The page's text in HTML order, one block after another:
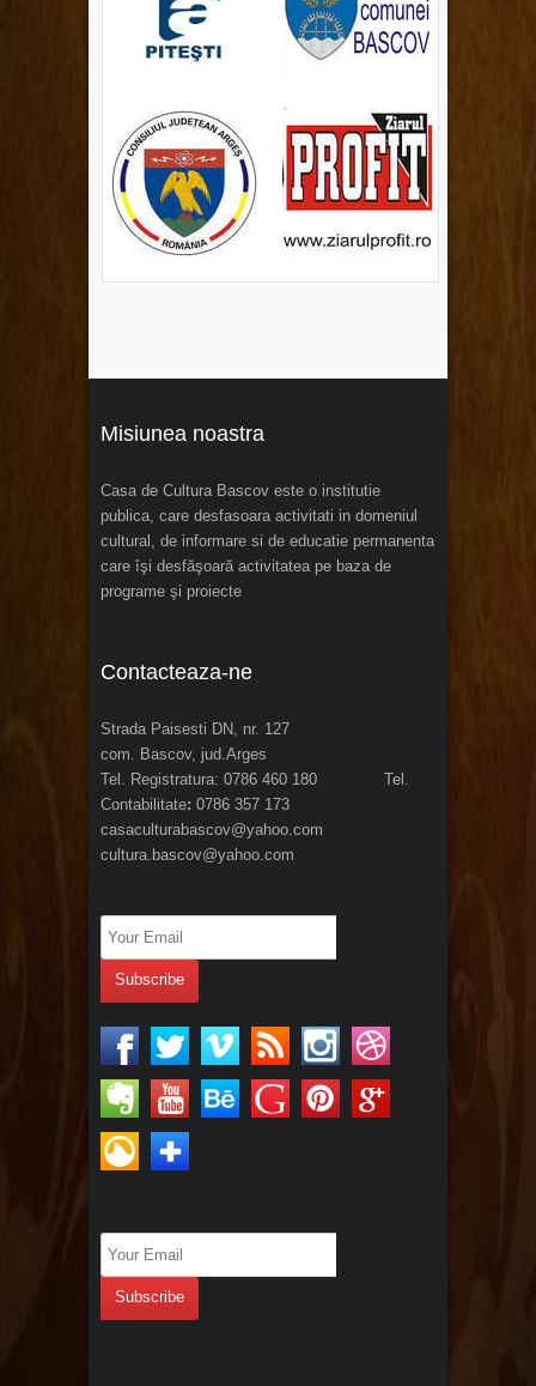
Misiunea noastra
Casa de Cultura Bascov este o institutie
publica, care desfasoara activitati in domeniul
cultural, de informare si de educatie permanenta
care îşi desfăşoară activitatea pe baza de
programe şi proiecte
Contacteaza-ne
Strada Paisesti DN, nr. 127
com. Bascov, jud.Arges
Tel. Registratura: 0786 460 180 Tel.
Contabilitate: 0786 357 173
casaculturabascov@yahoo.com
cultura.bascov@yahoo.com